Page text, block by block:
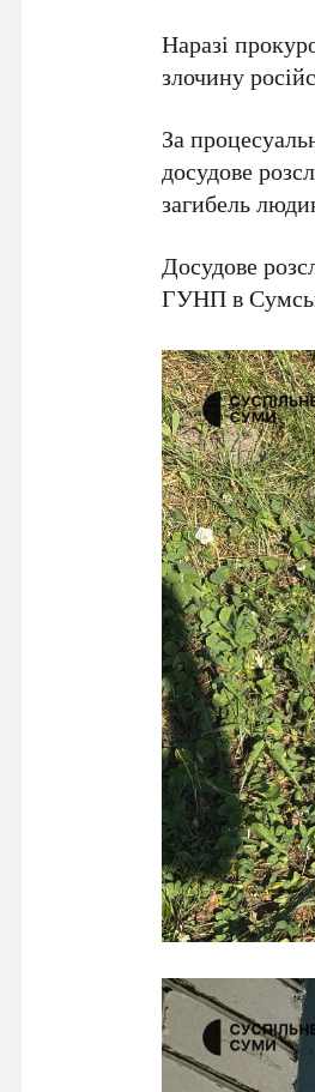
Наразі
злочину
За
досудове
загибель
Досудове
ГУНП в